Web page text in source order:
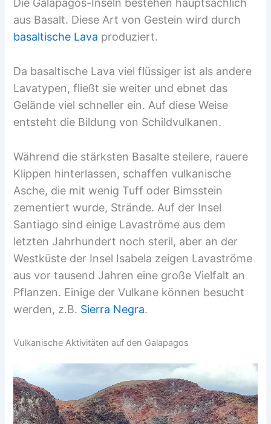
Die Galapagos-Inseln bestehen hauptsächlich
aus Basalt. Diese Art von Gestein wird durch
basaltische Lava produziert.
Da basaltische Lava viel flüssiger ist als andere
Lavatypen, fließt sie weiter und ebnet das
Gelände viel schneller ein. Auf diese Weise
entsteht die Bildung von Schildvulkanen.
Während die stärksten Basalte steilere, rauere
Klippen hinterlassen, schaffen vulkanische
Asche, die mit wenig Tuff oder Bimsstein
zementiert wurde, Strände. Auf der Insel
Santiago sind einige Lavaströme aus dem
letzten Jahrhundert noch steril, aber an der
Westküste der Insel Isabela zeigen Lavaströme
aus vor tausend Jahren eine große Vielfalt an
Pflanzen. Einige der Vulkane können besucht
werden, z.B. Sierra Negra.
Vulkanische Aktivitäten auf den Galapagos